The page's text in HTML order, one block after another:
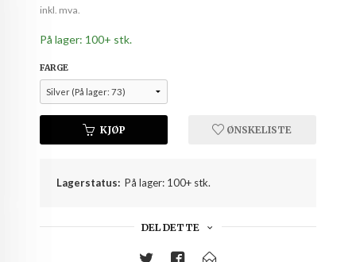
Rabatt
inkl. mva.
På lager: 100+ stk.
FARGE
KJØP ØNSKELISTE
Lagerstatus: På lager: 100+ stk.
DEL DETTE